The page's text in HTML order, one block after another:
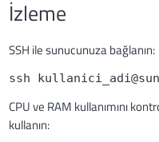
İzleme
SSH ile sunucunuza bağlanın:
ssh
CPU ve RAM kullanımını
kullanın: